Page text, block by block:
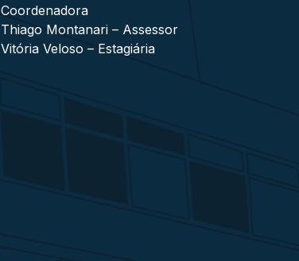
Coordenadora
Thiago Montanari – Assessor
Vitória Veloso – Estagiária